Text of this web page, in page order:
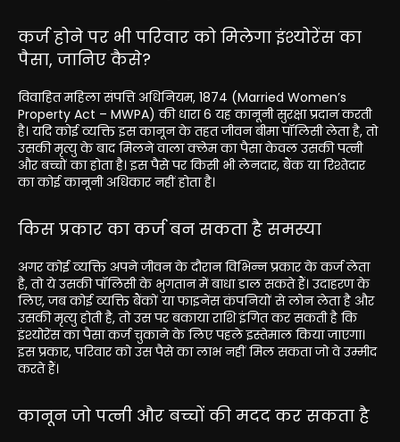
कर्ज होने पर भी परिवार को मिलेगा इंश्योरेंस का
पैसा, जानिए कैसे?
विवाहित महिला संपत्ति अधिनियम, 1874 (Married Women’s
Property Act – MWPA) की धारा 6 यह कानूनी सुरक्षा प्रदान करती
है। यदि कोई व्यक्ति इस कानून के तहत जीवन बीमा पॉलिसी लेता है, तो
उसकी मृत्यु के बाद मिलने वाला क्लेम का पैसा केवल उसकी पत्नी
और बच्चों का होता है। इस पैसे पर किसी भी लेनदार, बैंक या रिश्तेदार
का कोई कानूनी अधिकार नहीं होता है।
किस प्रकार का कर्ज बन सकता है समस्या
अगर कोई व्यक्ति अपने जीवन के दौरान विभिन्न प्रकार के कर्ज लेता
है, तो ये उसकी पॉलिसी के भुगतान में बाधा डाल सकते हैं। उदाहरण के
लिए, जब कोई व्यक्ति बैंकों या फाइनेंस कंपनियों से लोन लेता है और
उसकी मृत्यु होती है, तो उस पर बकाया राशि इंगित कर सकती है कि
इंश्योरेंस का पैसा कर्ज चुकाने के लिए पहले इस्तेमाल किया जाएगा।
इस प्रकार, परिवार को उस पैसे का लाभ नहीं मिल सकता जो वे उम्मीद
करते हैं।
कानून जो पत्नी और बच्चों की मदद कर सकता है